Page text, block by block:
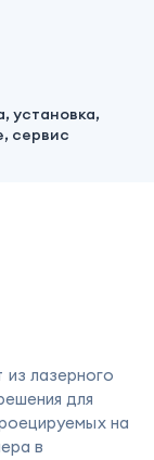
установка,
сервис
лазерного
для
на
в